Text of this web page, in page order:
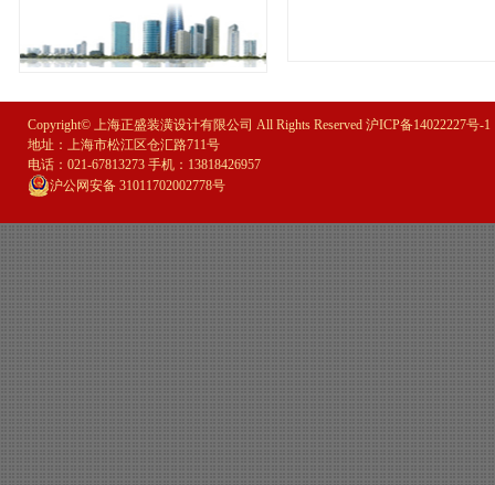
Copyright© 上海正盛装潢设计有限公司 All Rights Reserved 沪ICP备14022227号-1
地址：上海市松江区仓汇路711号
电话：021-67813273 手机：13818426957
沪公网安备 31011702002778号